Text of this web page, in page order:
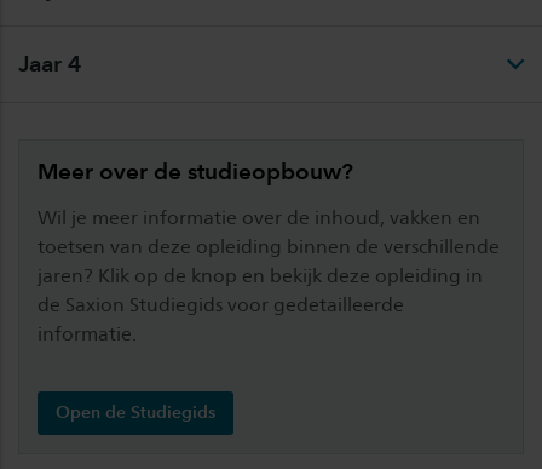
Jaar 4
Meer over de studieopbouw?
Wil je meer informatie over de inhoud, vakken en
toetsen van deze opleiding binnen de verschillende
jaren? Klik op de knop en bekijk deze opleiding in
de Saxion Studiegids voor gedetailleerde
informatie.
Open de Studiegids